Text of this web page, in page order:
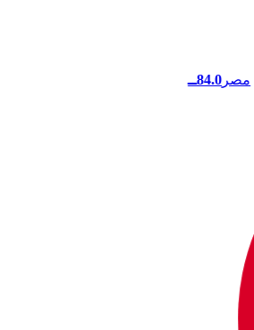
مصر84.0ــ